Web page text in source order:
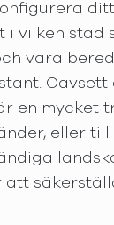
ditt
i vilken stad
vara
Oavsett
en mycket
eller till
att